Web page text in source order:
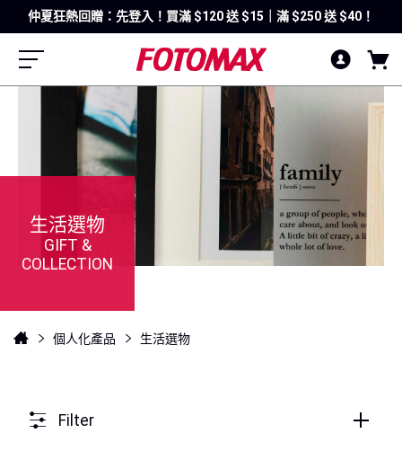
仲夏狂熱回贈：先登入！買滿 $120 送 $15｜滿 $250 送 $40！
生活選物
GIFT &
COLLECTION
個人化產品 生活選物
Filter